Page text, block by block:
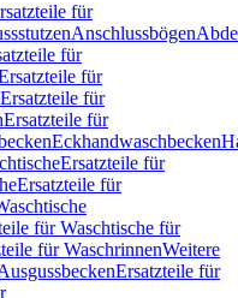
für
Anschlussbögen
für
für
Ersatzteile für
Ersatzteile für
Eckhandwaschbecken
Ersatzteile für
Ersatzteile für
für Waschtische für
für WaschrinnenWeitere
Ersatzteile für